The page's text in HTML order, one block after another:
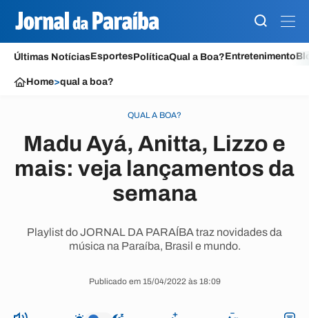
Últimas NotíciasEsportesPolíticaQual a Boa?Entretenimento
Home>qual a boa?
QUAL A BOA?
Madu Ayá, Anitta, Lizzo e
mais: veja lançamentos da
semana
Playlist do JORNAL DA PARAÍBA traz novidades da
música na Paraíba, Brasil e mundo.
Publicado em 15/04/2022 às 18:09